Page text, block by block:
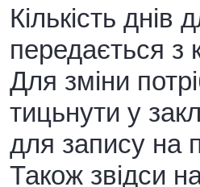
Кількість днів
передається з
Для зміни
тицьнути у
для запису на
Також звідси